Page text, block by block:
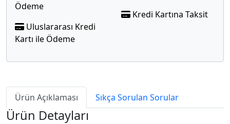
Ödeme
Uluslararası Kredi
Kartı ile Ödeme
Kredi Kartına Taksit
Ürün Açıklaması Sıkça Sorulan Sorular
Ürün Detayları